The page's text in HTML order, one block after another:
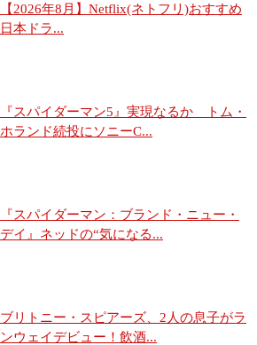
【2026年8月】Netflix(ネトフリ)おすすめ
日本ドラ...
『スパイダーマン5』実現なるか トム・
ホランド続投にソニーC...
『スパイダーマン：ブランド・ニュー・
デイ』ネッドの“気になる...
ブリトニー・スピアーズ、2人の息子がラ
ンウェイデビュー！飲酒...